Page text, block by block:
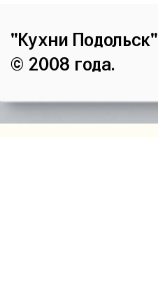
"Кухни Подольск"
© 2008 года.